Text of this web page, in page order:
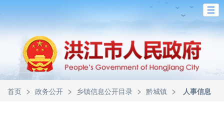
首页 > 政务公开 > 乡镇信息公开目录 > 黔城镇 > 人事信息